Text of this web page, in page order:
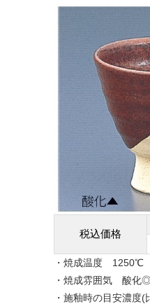
税込価格
・焼成温度 1250℃
・焼成雰囲気 酸
・施釉時の目安濃